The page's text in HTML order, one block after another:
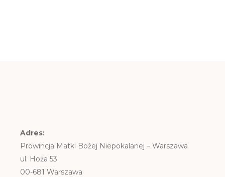
Adres:
Prowincja Matki Bożej Niepokalanej – Warszawa
ul. Hoża 53
00-681 Warszawa